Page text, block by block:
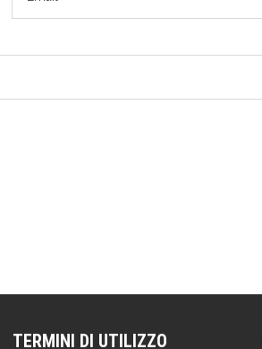
TERMINI DI UTILIZZO